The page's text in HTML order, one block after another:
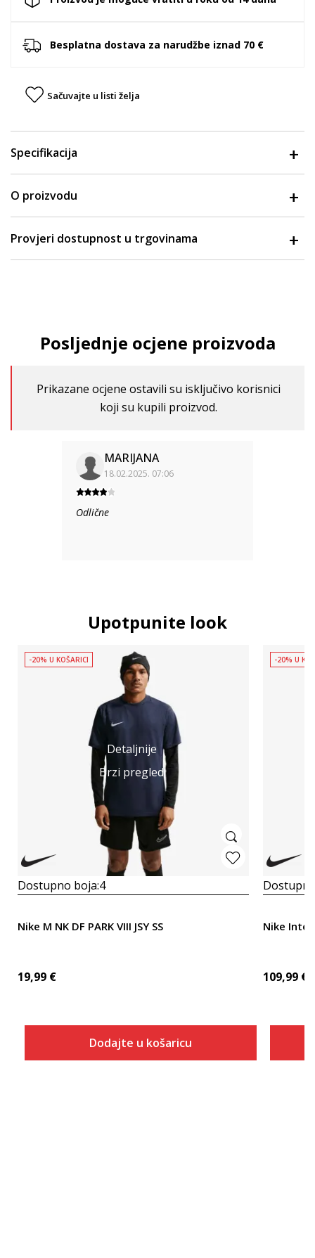
Besplatna dostava za narudžbe iznad 70 €
Sačuvajte u listi želja
Specifikacija
O proizvodu
Provjeri dostupnost u trgovinama
Posljednje ocjene proizvoda
Prikazane ocjene ostavili su isključivo korisnici
koji su kupili proizvod.
MARIJANA
18.02.2025. 07:06
Odlične
Upotpunite look
Detaljnije
Brzi pregled
-20% U KOŠARICI
Dostupno boja:4
Nike M NK DF PARK VIII JSY SS
19,99 €
Dodajte u košaricu
-20% U
Nike
109,99 €